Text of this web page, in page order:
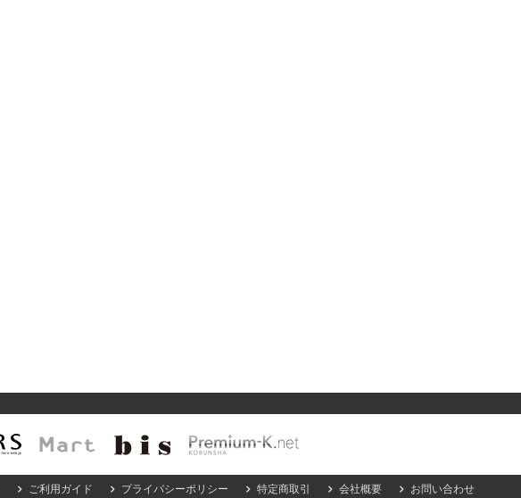
ご利用ガイド プライバシーポリシー 特定商取引 会社概要 お問い合わせ